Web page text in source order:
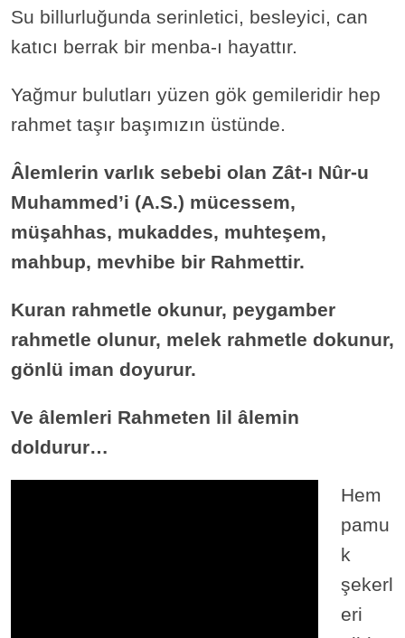
Su billurluğunda serinletici, besleyici, can
katıcı berrak bir menba-ı hayattır.
Yağmur bulutları yüzen gök gemileridir hep
rahmet taşır başımızın üstünde.
Âlemlerin varlık sebebi olan Zât-ı Nûr-u
Muhammed’i (A.S.) mücessem,
müşahhas, mukaddes, muhteşem,
mahbup, mevhibe bir Rahmettir.
Kuran rahmetle okunur, peygamber
rahmetle olunur, melek rahmetle dokunur,
gönlü iman doyurur.
Ve âlemleri Rahmeten lil âlemin
doldurur…
Hem
pamu
k
şekerl
eri